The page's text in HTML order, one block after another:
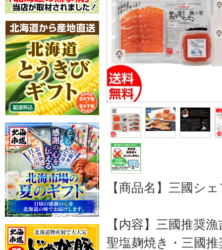
【商品名】三國シ
【内容】三國推奨
聖塩麹焼き・三國